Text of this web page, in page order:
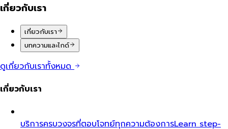
เกี่ยวกับเรา
เกี่ยวกับเรา
บทความและไกด์
ดูเกี่ยวกับเราทั้งหมด
เกี่ยวกับเรา
บริการครบวงจรที่ตอบโจทย์ทุกความต้องการLearn step-